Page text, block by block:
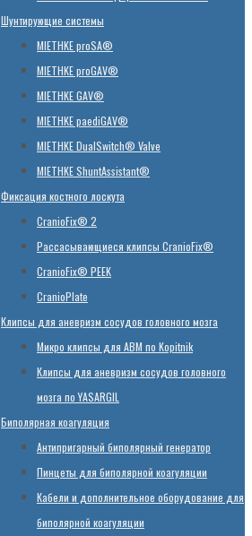
Шунтирующие системы
MIETHKE proSA®
MIETHKE proGAV®
MIETHKE GAV®
MIETHKE paediGAV®
MIETHKE DualSwitch® Valve
MIETHKE ShuntAssistant®
Фиксация костного лоскута
CranioFix® 2
Рассасывающиеся клипсы CranioFix®
CranioFix® PEEK
CranioPlate
Клипсы для аневризм сосудов головного мозга
Микро клипсы для АВМ по Kopitnik
Клипсы для аневризм сосудов головного
мозга по YASARGIL
Биполярная коагуляция
Антипригарный биполярный генератор
Пинцеты для биполярной коагуляции
Кабели и дополнительное оборудование для
биполярной коагуляции